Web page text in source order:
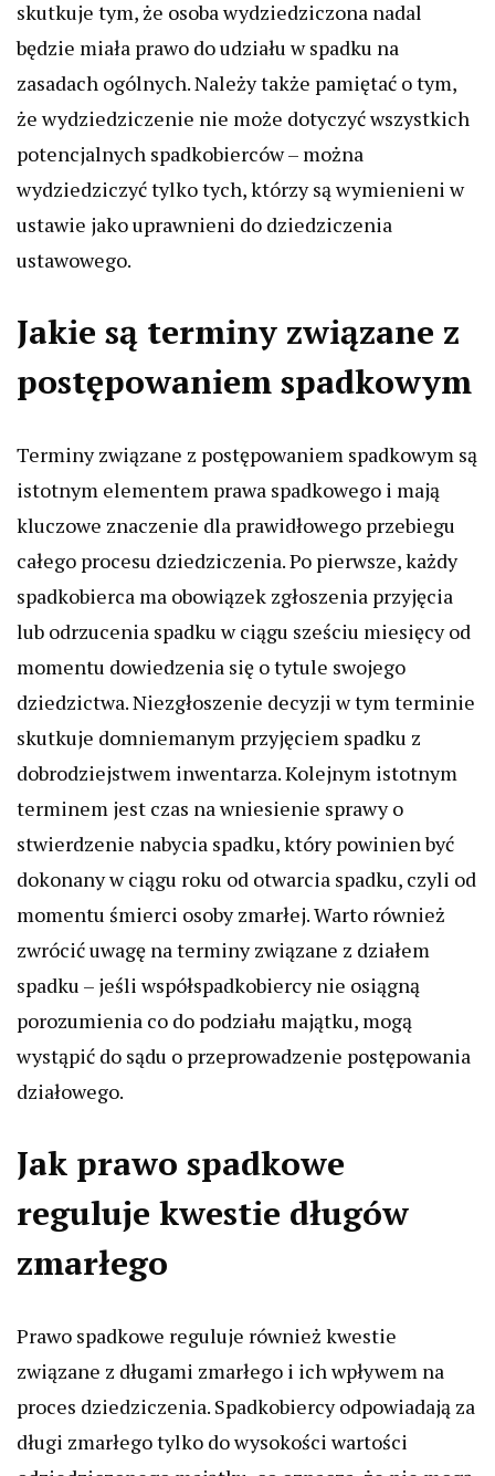
skutkuje tym, że osoba wydziedziczona nadal
będzie miała prawo do udziału w spadku na
zasadach ogólnych. Należy także pamiętać o tym,
że wydziedziczenie nie może dotyczyć wszystkich
potencjalnych spadkobierców – można
wydziedziczyć tylko tych, którzy są wymienieni w
ustawie jako uprawnieni do dziedziczenia
ustawowego.
Jakie są terminy związane z
postępowaniem spadkowym
Terminy związane z postępowaniem spadkowym są
istotnym elementem prawa spadkowego i mają
kluczowe znaczenie dla prawidłowego przebiegu
całego procesu dziedziczenia. Po pierwsze, każdy
spadkobierca ma obowiązek zgłoszenia przyjęcia
lub odrzucenia spadku w ciągu sześciu miesięcy od
momentu dowiedzenia się o tytule swojego
dziedzictwa. Niezgłoszenie decyzji w tym terminie
skutkuje domniemanym przyjęciem spadku z
dobrodziejstwem inwentarza. Kolejnym istotnym
terminem jest czas na wniesienie sprawy o
stwierdzenie nabycia spadku, który powinien być
dokonany w ciągu roku od otwarcia spadku, czyli od
momentu śmierci osoby zmarłej. Warto również
zwrócić uwagę na terminy związane z działem
spadku – jeśli współspadkobiercy nie osiągną
porozumienia co do podziału majątku, mogą
wystąpić do sądu o przeprowadzenie postępowania
działowego.
Jak prawo spadkowe
reguluje kwestie długów
zmarłego
Prawo spadkowe reguluje również kwestie
związane z długami zmarłego i ich wpływem na
proces dziedziczenia. Spadkobiercy odpowiadają za
długi zmarłego tylko do wysokości wartości